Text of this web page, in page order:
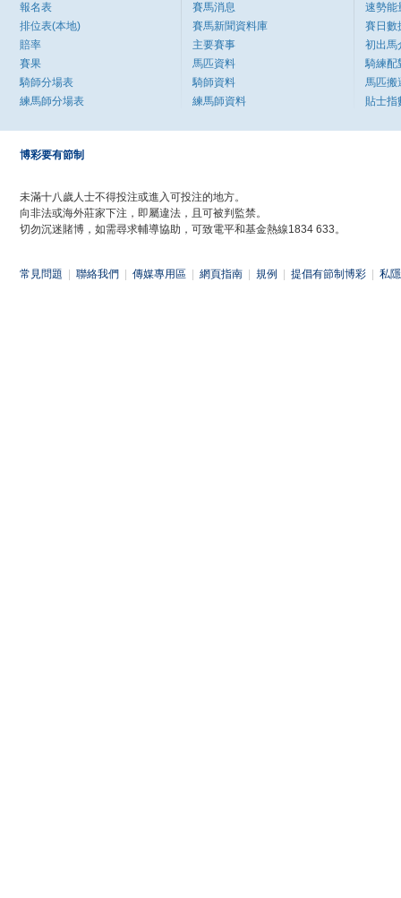
報名表
排位表(本地)
賠率
賽果
騎師分場表
練馬師分場表
賽馬消息
賽馬新聞資料庫
主要賽事
馬匹資料
騎師資料
練馬師資料
速勢能
賽日數
初出馬
騎練配
馬匹搬
貼士指
博彩要有節制
未滿十八歲人士不得投注或進入可投注的地方。
向非法或海外莊家下注，即屬違法，且可被判監禁。
切勿沉迷賭博，如需尋求輔導協助，可致電平和基金熱線1834 633。
常見問題 聯絡我們 傳媒專用區 網頁指南 規例 提倡有節制博彩 私